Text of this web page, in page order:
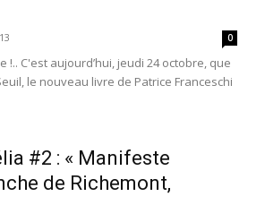
0
C'est aujourd’hui, jeudi 24 octobre, que
le nouveau livre de Patrice Franceschi
#2 : « Manifeste
de Richemont,